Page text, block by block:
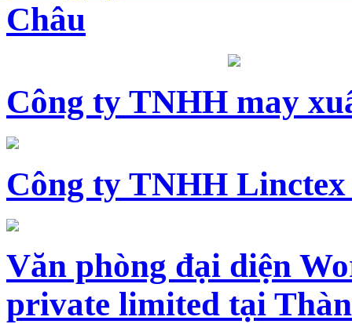
Châu
Công ty TNHH may
Công ty TNHH Linctex
Văn phòng đại diện
private limited tại